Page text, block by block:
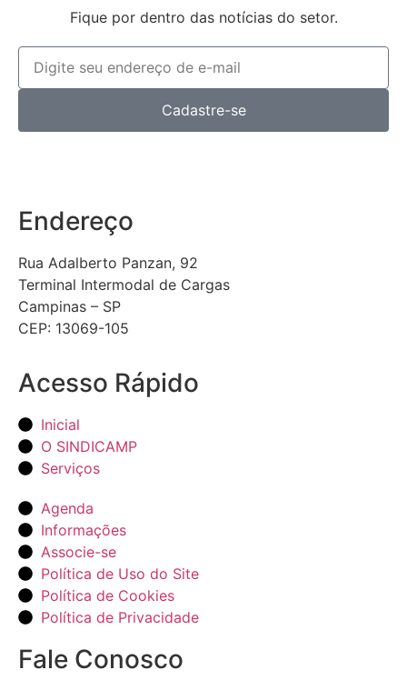
Fique por dentro das notícias do setor.
Cadastre-se
Endereço
Rua Adalberto Panzan, 92
Terminal Intermodal de Cargas
Campinas – SP
CEP: 13069-105
Acesso Rápido
Inicial
O SINDICAMP
Serviços
Agenda
Informações
Associe-se
Política de Uso do Site
Política de Cookies
Política de Privacidade
Fale Conosco